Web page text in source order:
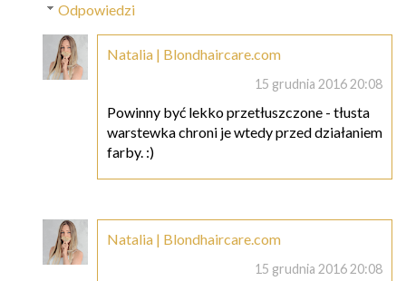
Odpowiedzi
Natalia | Blondhaircare.com
15 grudnia 2016 20:08
Powinny być lekko przetłuszczone - tłusta
warstewka chroni je wtedy przed działaniem
farby. :)
Natalia | Blondhaircare.com
15 grudnia 2016 20:08